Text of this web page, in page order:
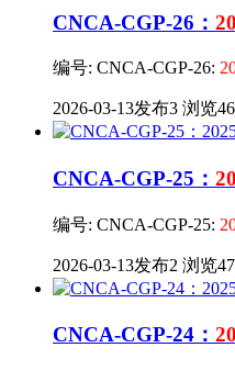
CNCA-CGP-26：
编号: CNCA-CGP-26:
2026-03-13发布3 浏览
CNCA-CGP-25：
编号: CNCA-CGP-25:
2026-03-13发布2 浏览
CNCA-CGP-24：